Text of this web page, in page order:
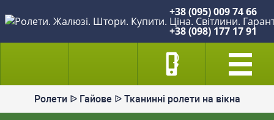
+38 (095) 009 74 66
+38 (098) 177 17 91
Ролети ᐉ Гайове ᐉ Тканинні ролети на вікна